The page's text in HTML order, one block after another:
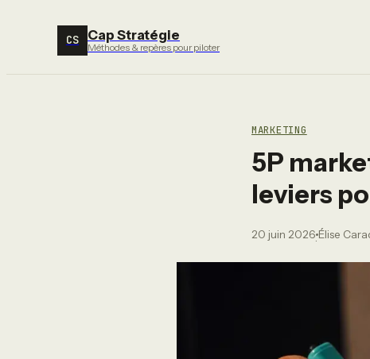
CS Cap Stratégie
Méthodes & repères pour piloter
MARKETING
5P
leviers
20 juin 2026
·
Élise